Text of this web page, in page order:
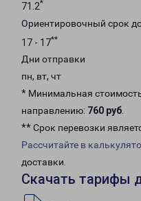
71.2*
Ориентировочный срок
17 - 17**
Дни отправки
пн, вт, чт
* Минимальная
направлению: 760 руб.
** Срок перевозки
Рассчитайте в
доставки.
Скачать тарифы